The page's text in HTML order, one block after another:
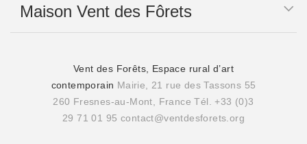
Maison Vent des Fôrets
Vent des Forêts, Espace rural d’art
contemporain Mairie, 21 rue des Tassons 55
260 Fresnes-au-Mont, France Tél. +33 (0)3
29 71 01 95 contact@ventdesforets.org